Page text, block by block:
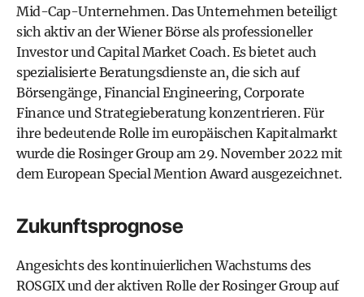
Mid-Cap-Unternehmen. Das Unternehmen beteiligt
sich aktiv an der Wiener Börse als professioneller
Investor und Capital Market Coach. Es bietet auch
spezialisierte Beratungsdienste an, die sich auf
Börsengänge, Financial Engineering, Corporate
Finance und Strategieberatung konzentrieren. Für
ihre bedeutende Rolle im europäischen Kapitalmarkt
wurde die Rosinger Group am 29. November 2022 mit
dem European Special Mention Award ausgezeichnet.
Zukunftsprognose
Angesichts des kontinuierlichen Wachstums des
ROSGIX und der aktiven Rolle der Rosinger Group auf